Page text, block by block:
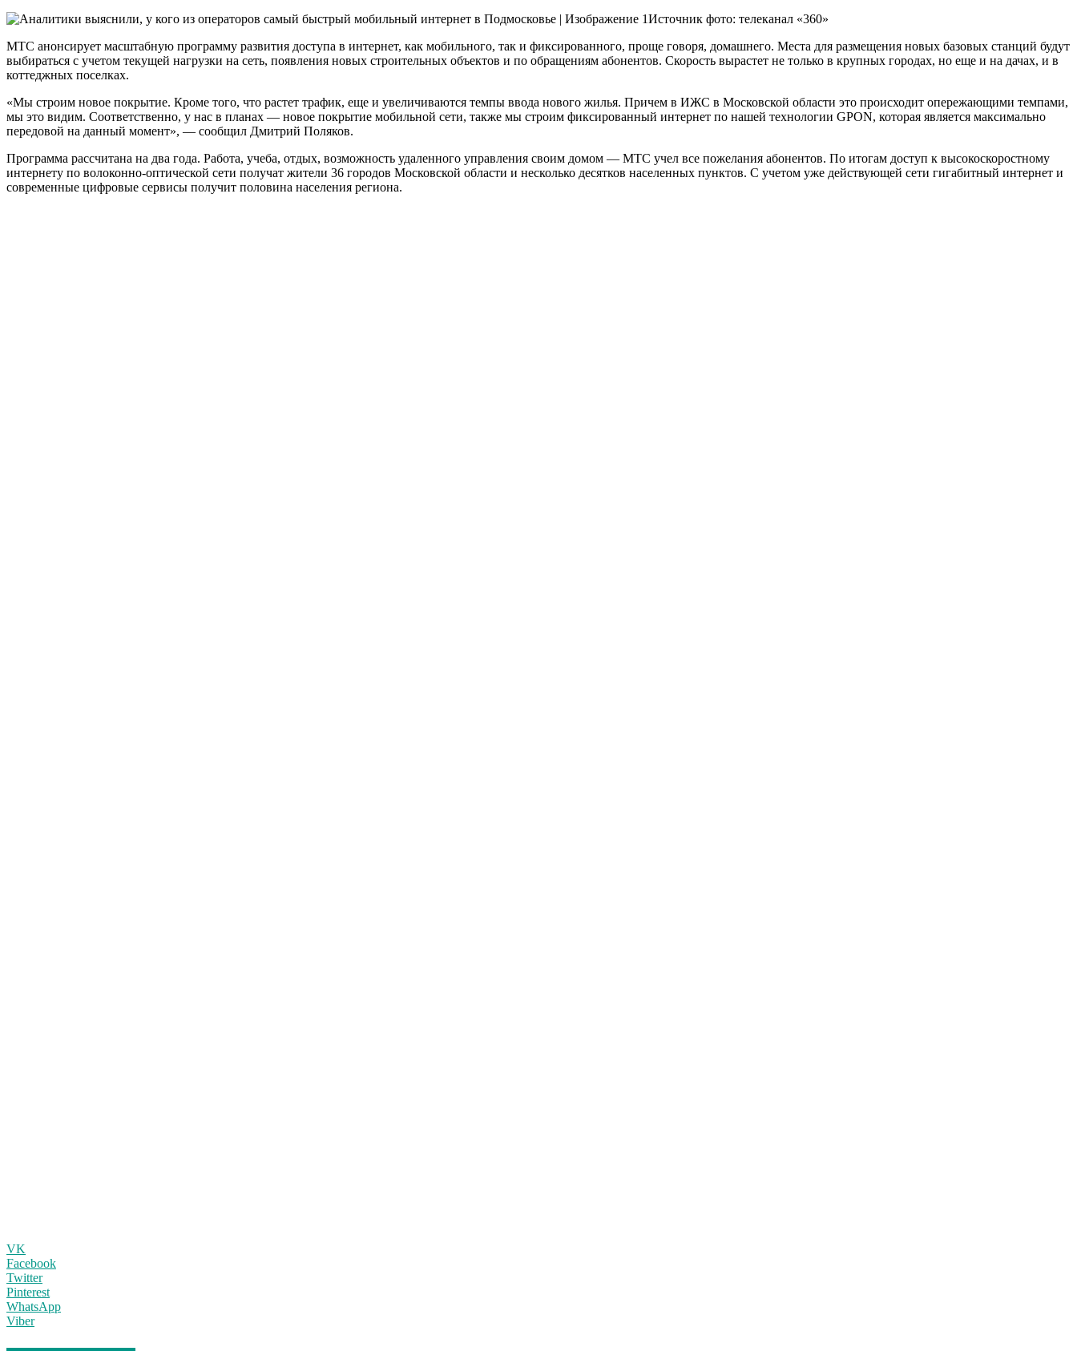
Источник фото: телеканал «360»
МТС анонсирует масштабную программу развития доступа в интернет, как мобильного, так и фиксированного, проще говоря, домашнего. Места для размещения новых базовых станций будут
выбираться с учетом текущей нагрузки на сеть, появления новых строительных объектов и по обращениям абонентов. Скорость вырастет не только в крупных городах, но еще и на дачах, и в
коттеджных поселках.
«Мы строим новое покрытие. Кроме того, что растет трафик, еще и увеличиваются темпы ввода нового жилья. Причем в ИЖС в Московской области это происходит опережающими темпами,
мы это видим. Соответственно, у нас в планах — новое покрытие мобильной сети, также мы строим фиксированный интернет по нашей технологии GPON, которая является максимально
передовой на данный момент», — сообщил Дмитрий Поляков.
Программа рассчитана на два года. Работа, учеба, отдых, возможность удаленного управления своим домом — МТС учел все пожелания абонентов. По итогам доступ к высокоскоростному
интернету по волоконно-оптической сети получат жители 36 городов Московской области и несколько десятков населенных пунктов. С учетом уже действующей сети гигабитный интернет и
современные цифровые сервисы получит половина населения региона.
VK
Facebook
Twitter
Pinterest
WhatsApp
Viber